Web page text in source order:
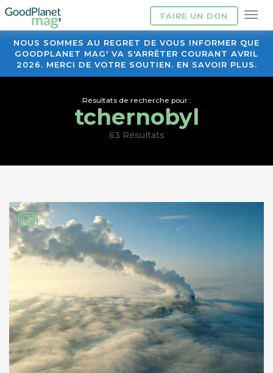
FAIRE UN DON
NOUS SOMMES AU REGRET DE VOUS INFORMER QUE
GOODPLANET MAG' VA S'ARRÊTER COURANT AVRIL
2026. MERCI DE VOTRE SOUTIEN. EN SAVOIR PLUS.
Résultats de recherche pour :
tchernobyl
63 Résultats